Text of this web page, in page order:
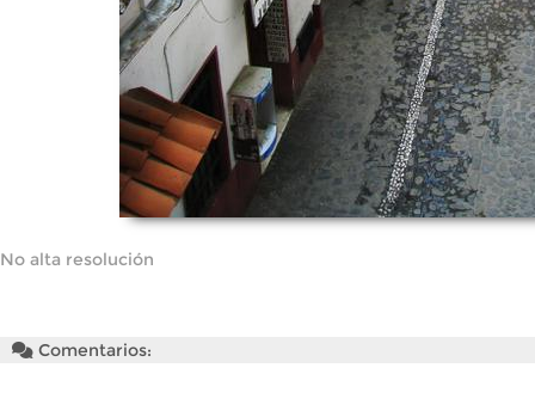
No alta resolución
Comentarios: